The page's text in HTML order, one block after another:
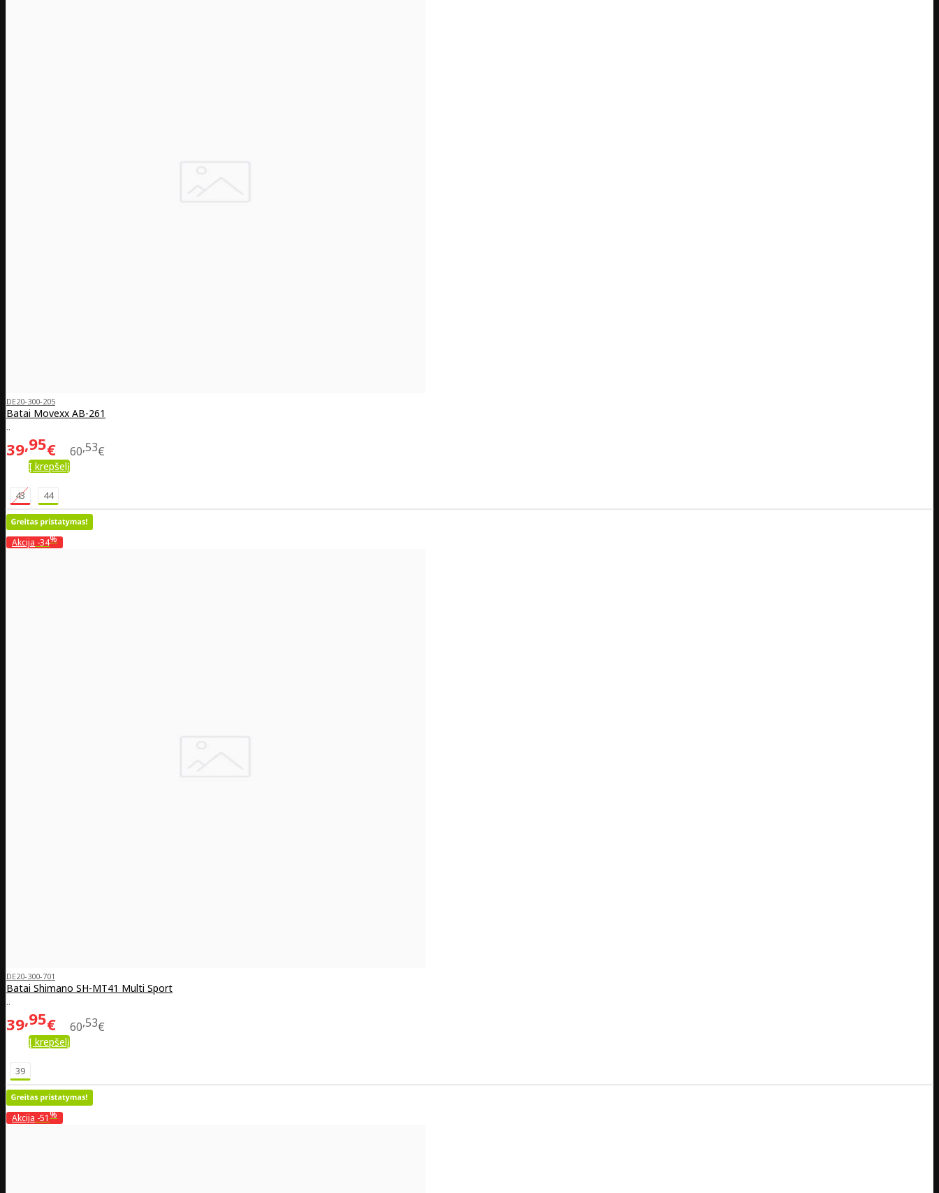
DE20-300-205
Batai Movexx AB-261
..
39 95€ 60 53€
Į krepšelį
43 44
Akcija -34%
DE20-300-701
Batai Shimano SH-MT41 Multi Sport
..
39 95€ 60 53€
Į krepšelį
39
Akcija -51%